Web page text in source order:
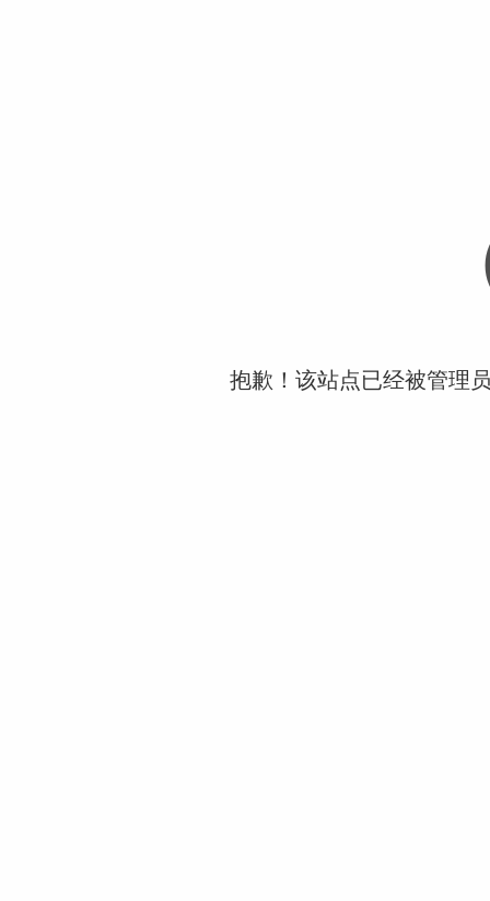
抱歉！该站点已经被管理